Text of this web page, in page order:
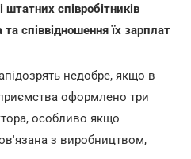
штатних співробітників
співвідношення їх зарплат
недобре, якщо в
оформлено три
особливо якщо
з виробництвом,